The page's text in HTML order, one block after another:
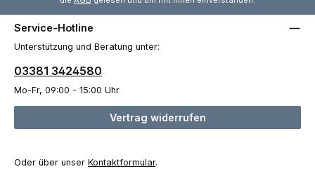
Service-Hotline
Unterstützung und Beratung unter:
03381 3424580
Mo-Fr, 09:00 - 15:00 Uhr
Vertrag widerrufen
Oder über unser Kontaktformular.